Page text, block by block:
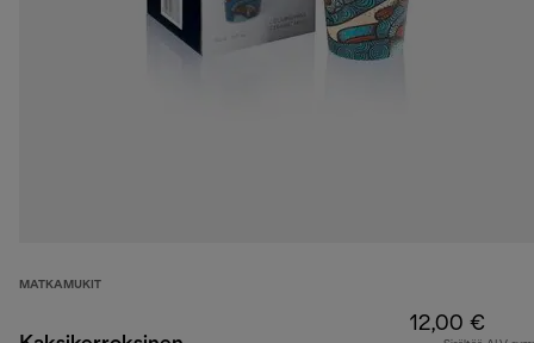
MATKAMUKIT
12,00 €